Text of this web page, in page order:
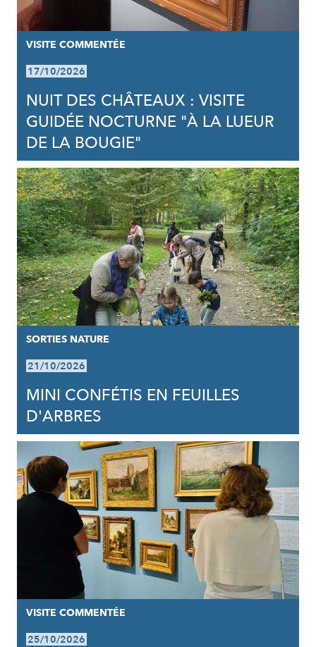
VISITE COMMENTÉE
17/10/2026
NUIT DES CHÂTEAUX : VISITE
GUIDÉE NOCTURNE "À LA LUEUR
DE LA BOUGIE"
SORTIES NATURE
21/10/2026
MINI CONFÉTIS EN FEUILLES
D'ARBRES
VISITE COMMENTÉE
25/10/2026